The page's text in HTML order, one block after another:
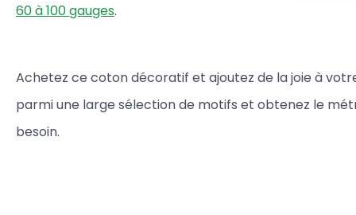
60 à 100 gauges.
Achetez ce coton décoratif et ajoutez de la joie à
parmi une large sélection de motifs et obtenez le
besoin.